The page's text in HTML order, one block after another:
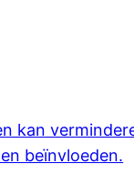
kan
beïnvloeden.